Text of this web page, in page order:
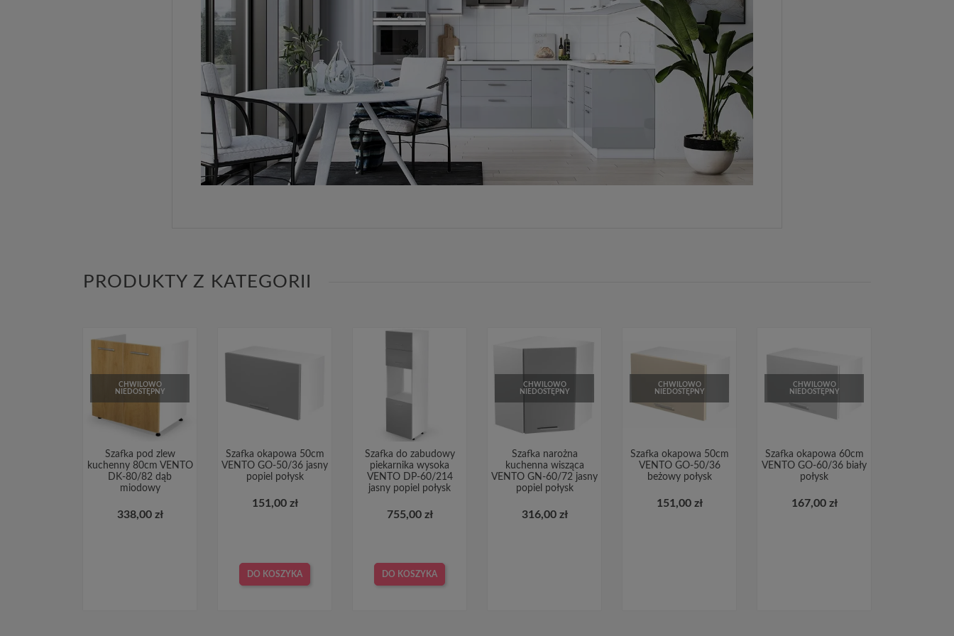
PRODUKTY Z KATEGORII
CHWILOWO
NIEDOSTĘPNY
Szafka pod zlew
kuchenny 80cm VENTO
DK-80/82 dąb
miodowy
338,00 zł
Szafka okapowa 50cm
VENTO GO-50/36 jasny
popiel połysk
151,00 zł
DO KOSZYKA
Szafka do zabudowy
piekarnika wysoka
VENTO DP-60/214
jasny popiel połysk
755,00 zł
DO KOSZYKA
CHWILOWO
NIEDOSTĘPNY
Szafka narożna
kuchenna wisząca
VENTO GN-60/72 jasny
popiel połysk
316,00 zł
CHWILOWO
NIEDOSTĘPNY
Szafka okapowa 50cm
VENTO GO-50/36
beżowy połysk
151,00 zł
CHWILOWO
NIEDOSTĘPNY
Szafka okapowa 60cm
VENTO GO-60/36 biały
połysk
167,00 zł